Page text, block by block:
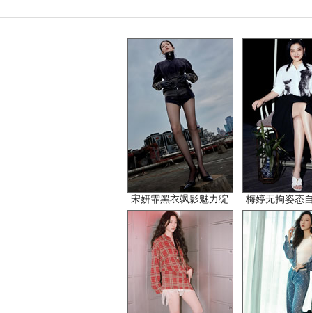
宋妍霏黑衣飒影魅力绽 梅婷无拘姿态